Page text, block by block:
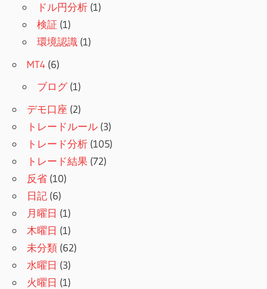
ドル円分析 (1)
検証 (1)
環境認識 (1)
MT4 (6)
ブログ(1)
デモ口座 (2)
トレードルール (3)
トレード分析 (105)
トレード結果 (72)
反省 (10)
日記 (6)
月曜日 (1)
木曜日 (1)
未分類 (62)
水曜日 (3)
火曜日 (1)